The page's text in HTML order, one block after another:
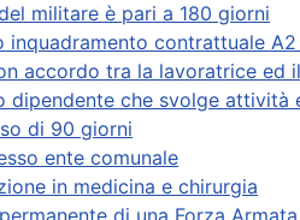
militare è pari a 180 giorni
contrattuale
accordo tra la lavoratrice ed
che svolge
di 90 giorni
ente comunale
in medicina e chirurgia